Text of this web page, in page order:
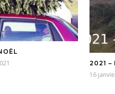
2021 –
16